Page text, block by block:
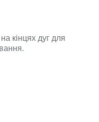
кінцях дуг для